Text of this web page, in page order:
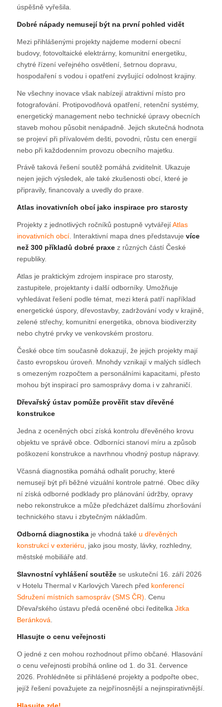
úspěšně vyřešila.
Dobré nápady nemusejí být na první pohled vidět
Mezi přihlášenými projekty najdeme moderní obecní
budovy, fotovoltaické elektrárny, komunitní energetiku,
chytré řízení veřejného osvětlení, šetrnou dopravu,
hospodaření s vodou i opatření zvyšující odolnost krajiny.
Ne všechny inovace však nabízejí atraktivní místo pro
fotografování. Protipovodňová opatření, retenční systémy,
energetický management nebo technické úpravy obecních
staveb mohou působit nenápadně. Jejich skutečná hodnota
se projeví při přívalovém dešti, povodni, růstu cen energií
nebo při každodenním provozu obecního majetku.
Právě taková řešení soutěž pomáhá zviditelnit. Ukazuje
nejen jejich výsledek, ale také zkušenosti obcí, které je
připravily, financovaly a uvedly do praxe.
Atlas inovativních obcí jako inspirace pro starosty
Projekty z jednotlivých ročníků postupně vytvářejíAtlas
inovativních obcí. Interaktivní mapa dnes představuje více
než 300 příkladů dobré praxez různých částí České
republiky.
Atlas je praktickým zdrojem inspirace pro starosty,
zastupitele, projektanty i další odborníky. Umožňuje
vyhledávat řešení podle témat, mezi která patří například
energetické úspory, dřevostavby, zadržování vody v krajině,
zelené střechy, komunitní energetika, obnova biodiverzity
nebo chytré prvky ve venkovském prostoru.
České obce tím současně dokazují, že jejich projekty mají
často evropskou úroveň. Mnohdy vznikají v malých sídlech
s omezeným rozpočtem a personálními kapacitami, přesto
mohou být inspirací pro samosprávy doma i v zahraničí.
Dřevařský ústav pomůže prověřit stav dřevěné
konstrukce
Jedna z oceněných obcí získá kontrolu dřevěného krovu
objektu ve správě obce. Odborníci stanoví míru a způsob
poškození konstrukce a navrhnou vhodný postup nápravy.
Včasná diagnostika pomáhá odhalit poruchy, které
nemusejí být při běžné vizuální kontrole patrné. Obec díky
ní získá odborné podklady pro plánování údržby, opravy
nebo rekonstrukce a může předcházet dalšímu zhoršování
technického stavu i zbytečným nákladům.
Odborná diagnostikaje vhodná také u dřevěných
konstrukcí v exteriéru , jako jsou mosty, lávky, rozhledny,
městské mobiliáře atd.
Slavnostní vyhlášení soutěžese uskuteční 16. září 2026
v Hotelu Thermal v Karlových Varech před konferencí
Sdružení místních samospráv (SMS ČR) . Cenu
Dřevařského ústavu předá oceněné obci ředitelka Jitka
Beránková
Hlasujte o cenu veřejnosti
O jedné z cen mohou rozhodnout přímo občané. Hlasování
o cenu veřejnosti probíhá online od 1. do 31. července
2026. Prohlédněte si přihlášené projekty a podpořte obec,
jejíž řešení považujete za nejpřínosnější a nejinspirativnější.